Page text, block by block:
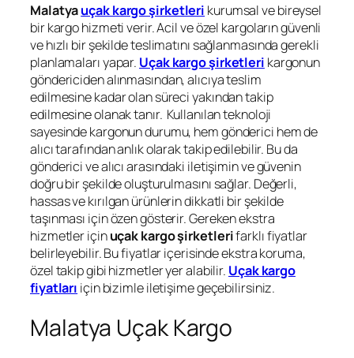
Malatyauçak kargo şirketleri kurumsal ve bireysel
bir kargo hizmeti verir. Acil ve özel kargoların güvenli
ve hızlı bir şekilde teslimatını sağlanmasında gerekli
planlamaları yapar. Uçak kargo şirketleri kargonun
göndericiden alınmasından, alıcıya teslim
edilmesine kadar olan süreci yakından takip
edilmesine olanak tanır. Kullanılan teknoloji
sayesinde kargonun durumu, hem gönderici hem de
alıcı tarafından anlık olarak takip edilebilir. Bu da
gönderici ve alıcı arasındaki iletişimin ve güvenin
doğru bir şekilde oluşturulmasını sağlar. Değerli,
hassas ve kırılgan ürünlerin dikkatli bir şekilde
taşınması için özen gösterir. Gereken ekstra
hizmetler içinuçak kargo şirketlerifarklı fiyatlar
belirleyebilir. Bu fiyatlar içerisinde ekstra koruma,
özel takip gibi hizmetler yer alabilir. Uçak kargo
fiyatları için bizimle iletişime geçebilirsiniz.
Malatya Uçak Kargo